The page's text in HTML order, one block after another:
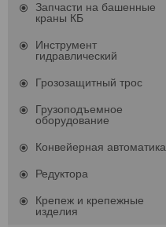
Запчасти на башенные
краны КБ
Инструмент
гидравлический
Грозозащитный трос
Грузоподъемное
оборудование
Конвейерная автоматика
Редуктора
Крепеж и крепежные
изделия